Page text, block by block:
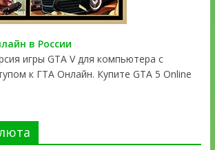
в России
игры GTA V для компьютера с
к ГТА Онлайн. Купите GTA 5 Online